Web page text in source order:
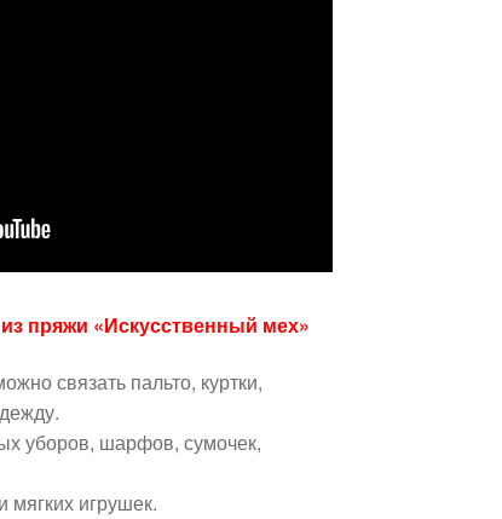
пряжи «Искусственный мех»
связать пальто, куртки,
уборов, шарфов, сумочек,
игрушек.